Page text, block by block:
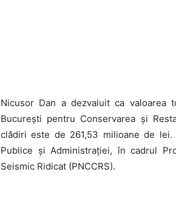
Nicusor Dan a dezvaluit ca valoarea
București pentru Conservarea și
clădiri este de 261,53 milioane de
Publice și Administrației, în cadrul
Seismic Ridicat (PNCCRS).